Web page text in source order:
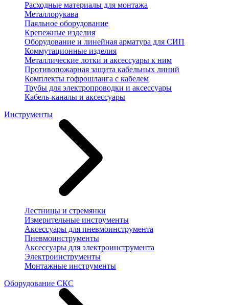
Расходные материалы для монтажа
Металлорукава
Паяльное оборудование
Крепежные изделия
Оборудование и линейная арматура для СИП
Коммутационные изделия
Металлические лотки и аксессуары к ним
Противопожарная защита кабельных линий
Комплекты гофрошланга с кабелем
Трубы для электропроводки и аксессуары
Кабель-каналы и аксессуары
Инструменты
Лестницы и стремянки
Измерительные инструменты
Аксессуары для пневмоинструмента
Пневмоинструменты
Аксессуары для электроинструмента
Электроинструменты
Монтажные инструменты
Оборудование СКС